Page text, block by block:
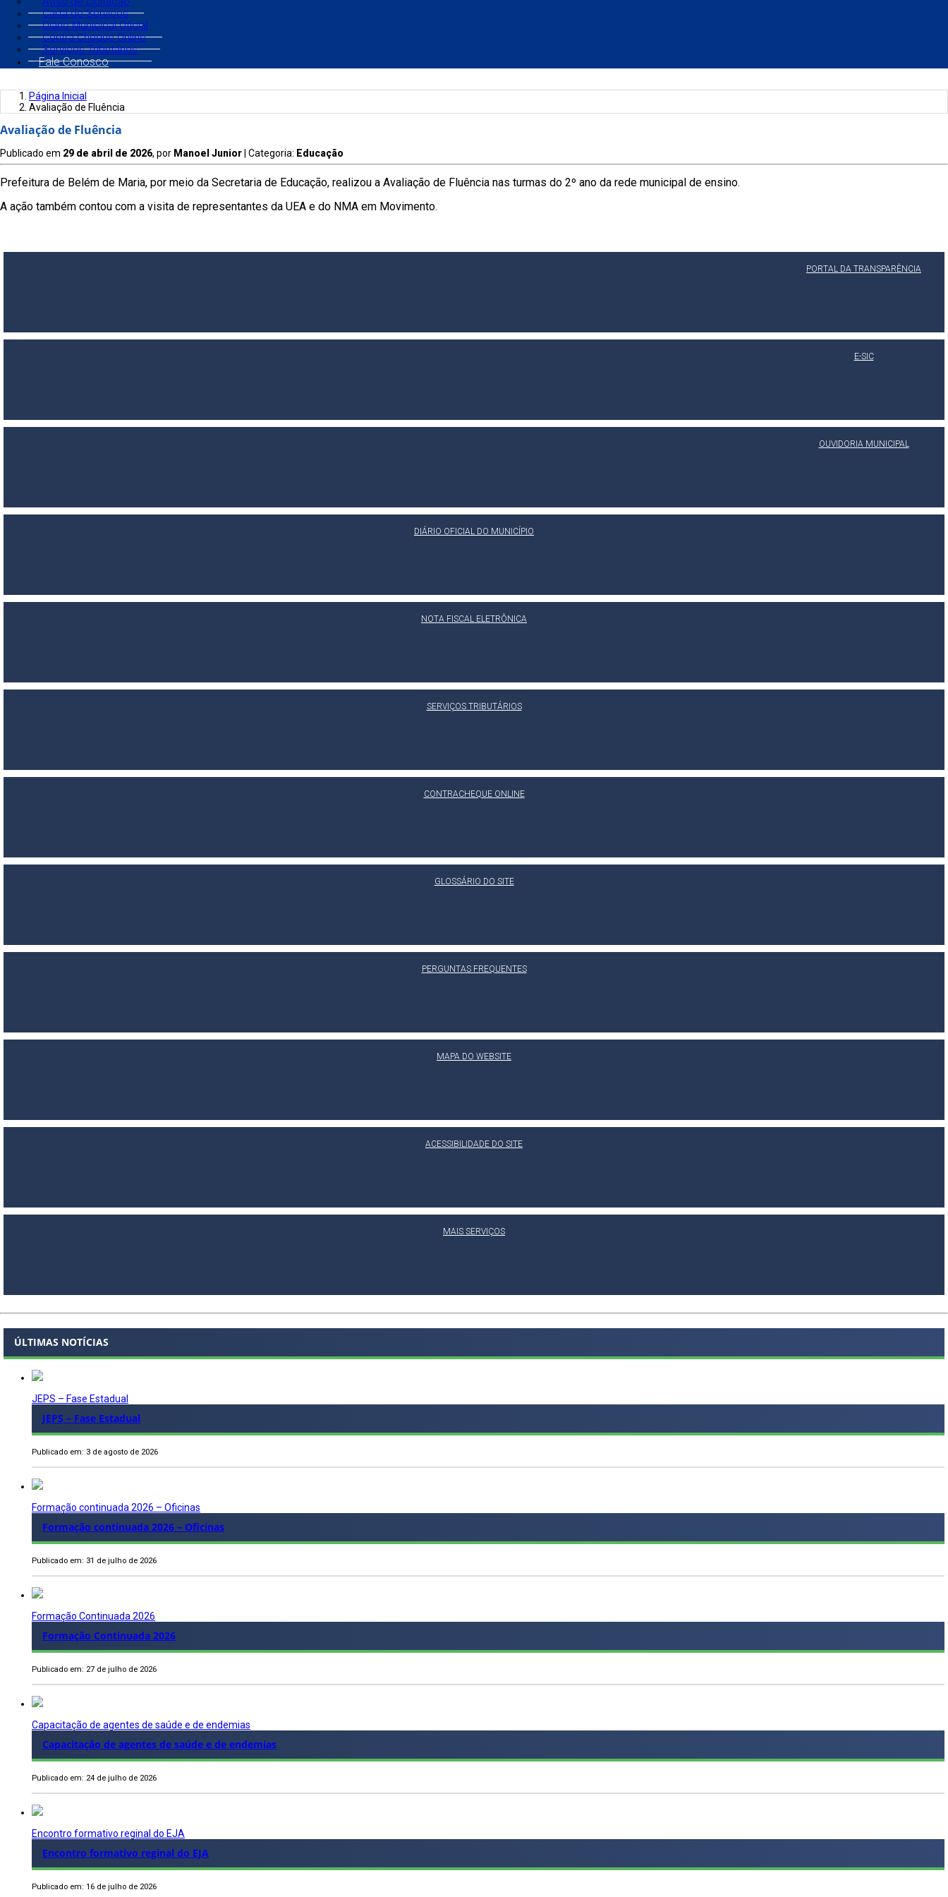
Carta de Serviços
Diário Municipal Oficial
Contra Cheque Online
Serviços Tributários
Fale Conosco
Página Inicial
Avaliação de Fluência
Avaliação de Fluência
Publicado em 29 de abril de 2026, por Manoel Junior | Categoria: Educação
Prefeitura de Belém de Maria, por meio da Secretaria de Educação, realizou a Avaliação de Fluência nas turmas do 2º ano da rede municipal de ensino.
A ação também contou com a visita de representantes da UEA e do NMA em Movimento.
PORTAL DA TRANSPARÊNCIA
E-SIC
OUVIDORIA MUNICIPAL
DIÁRIO OFICIAL DO MUNICÍPIO
NOTA FISCAL ELETRÔNICA
SERVIÇOS TRIBUTÁRIOS
CONTRACHEQUE ONLINE
GLOSSÁRIO DO SITE
PERGUNTAS FREQUENTES
MAPA DO WEBSITE
ACESSIBILIDADE DO SITE
MAIS SERVIÇOS
ÚLTIMAS NOTÍCIAS
JEPS – Fase Estadual
JEPS – Fase Estadual
Publicado em: 3 de agosto de 2026
Formação continuada 2026 – Oficinas
Formação continuada 2026 – Oficinas
Publicado em: 31 de julho de 2026
Formação Continuada 2026
Formação Continuada 2026
Publicado em: 27 de julho de 2026
Capacitação de agentes de saúde e de endemias
Capacitação de agentes de saúde e de endemias
Publicado em: 24 de julho de 2026
Encontro formativo reginal do EJA
Encontro formativo reginal do EJA
Publicado em: 16 de julho de 2026